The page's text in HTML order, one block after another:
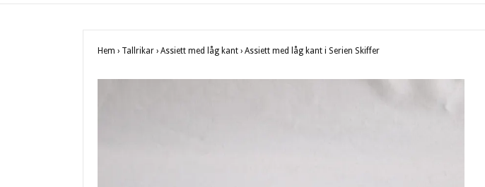
Hem › Tallrikar › Assiett med låg kant › Assiett med låg kant i Serien Skiffer